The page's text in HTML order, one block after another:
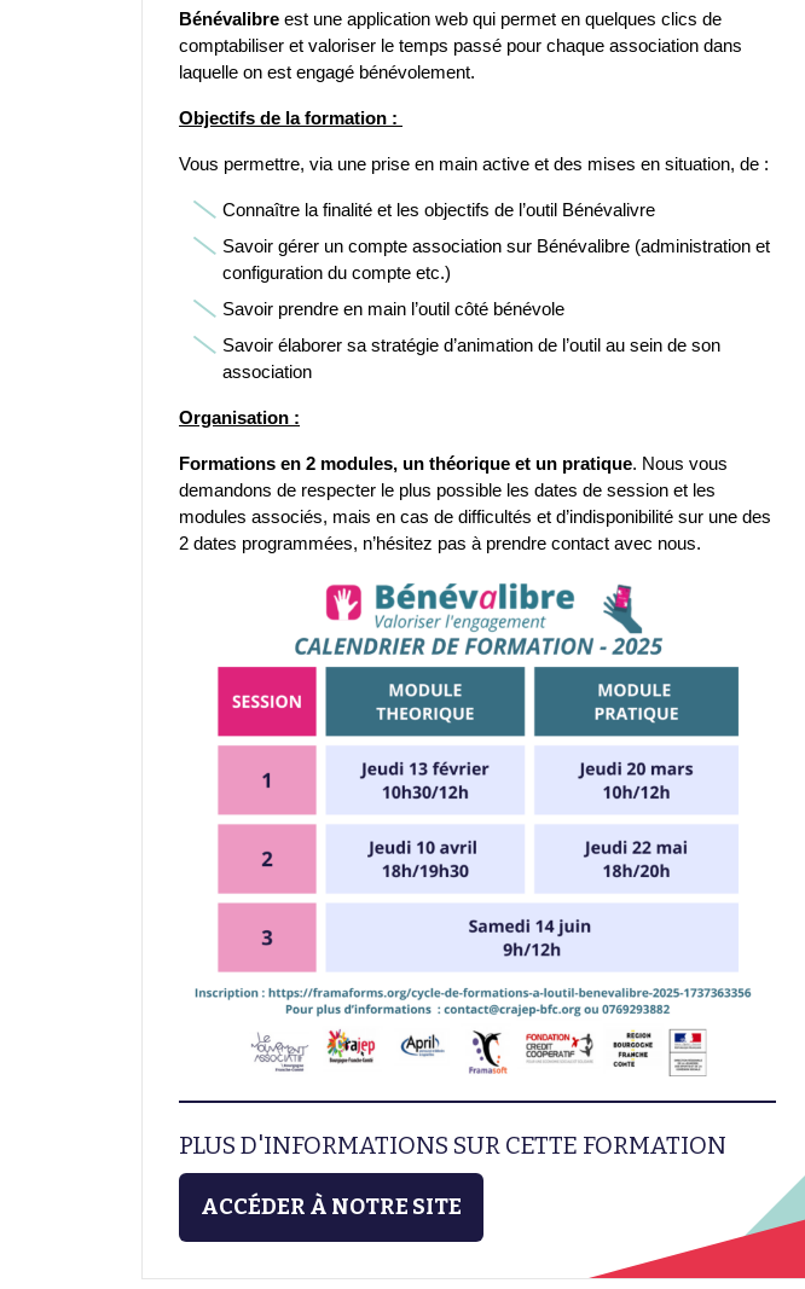
Bénévalibre est une application web qui permet en quelques clics de
comptabiliser et valoriser le temps passé pour chaque association dans
laquelle on est engagé bénévolement.
Objectifs de la formation :
Vous permettre, via une prise en main active et des mises en situation, de :
Connaître la finalité et les objectifs de l’outil Bénévalivre
Savoir gérer un compte association sur Bénévalibre (administration et
configuration du compte etc.)
Savoir prendre en main l’outil côté bénévole
Savoir élaborer sa stratégie d’animation de l’outil au sein de son
association
Organisation :
Formations en 2 modules, un théorique et un pratique. Nous vous
demandons de respecter le plus possible les dates de session et les
modules associés, mais en cas de difficultés et d’indisponibilité sur une des
2 dates programmées, n’hésitez pas à prendre contact avec nous.
PLUS D'INFORMATIONS SUR CETTE FORMATION
ACCÉDER À NOTRE SITE